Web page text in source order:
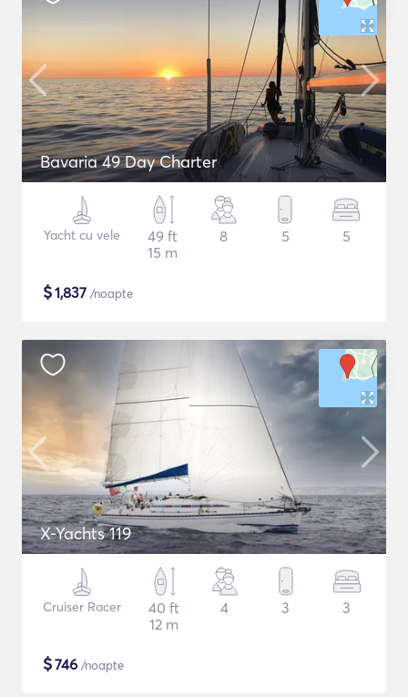
Bavaria 49 Day Charter
Yacht cu vele
49 ft
15 m
8 5 5
$1,837 /noapte
X-Yachts 119
Cruiser Racer
40 ft
12 m
4 3 3
$746 /noapte